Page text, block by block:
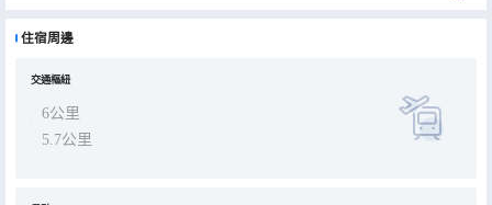
酒店始終把客人的入住體驗放在首位，致力讓每一個客人都能在這裏感受到家的温暖。
住宿周邊
交通樞紐
6公里
5.7公里